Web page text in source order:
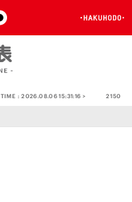
TIME :2026.08.06 15:31:16 > 2150